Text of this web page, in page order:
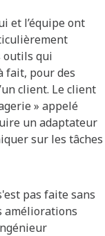
et l’équipe ont
outils qui
fait, pour des
client. Le client
» appelé
un adaptateur
sur les tâches
pas faite sans
améliorations